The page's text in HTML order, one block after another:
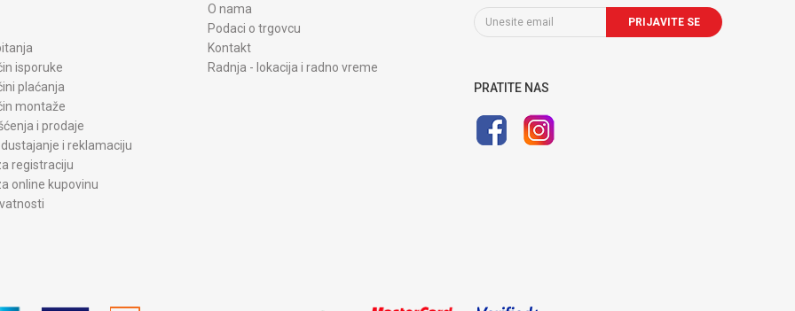
isporuke
plaćanja
montaže
i prodaje
i reklamaciju
registraciju
online kupovinu
O nama
Podaci o trgovcu
Kontakt
Radnja - lokacija i radno vreme
PRIJAVITE SE
PRATITE NAS